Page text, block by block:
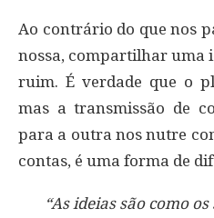
Ao contrário do que nos
nossa, compartilhar uma
ruim. É verdade que o
mas a transmissão de
para a outra nos nutre
contas, é uma forma de
“As ideias são como